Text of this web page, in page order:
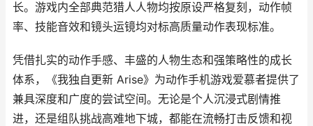
长。游戏内全部典范猎人人物均按原设严格复刻，动作帧
率、技能音效和镜头运镜均对标高质量动作表现标准。
凭借扎实的动作手感、丰盛的人物生态和强策略性的成长
体系，《我独自更新 Arise》为动作手机游戏爱慕者提供了
兼具深度和广度的尝试空间。无论是个人沉浸式剧情推
进，还是组队挑战高难地下城，都能在流畅打击反馈和视